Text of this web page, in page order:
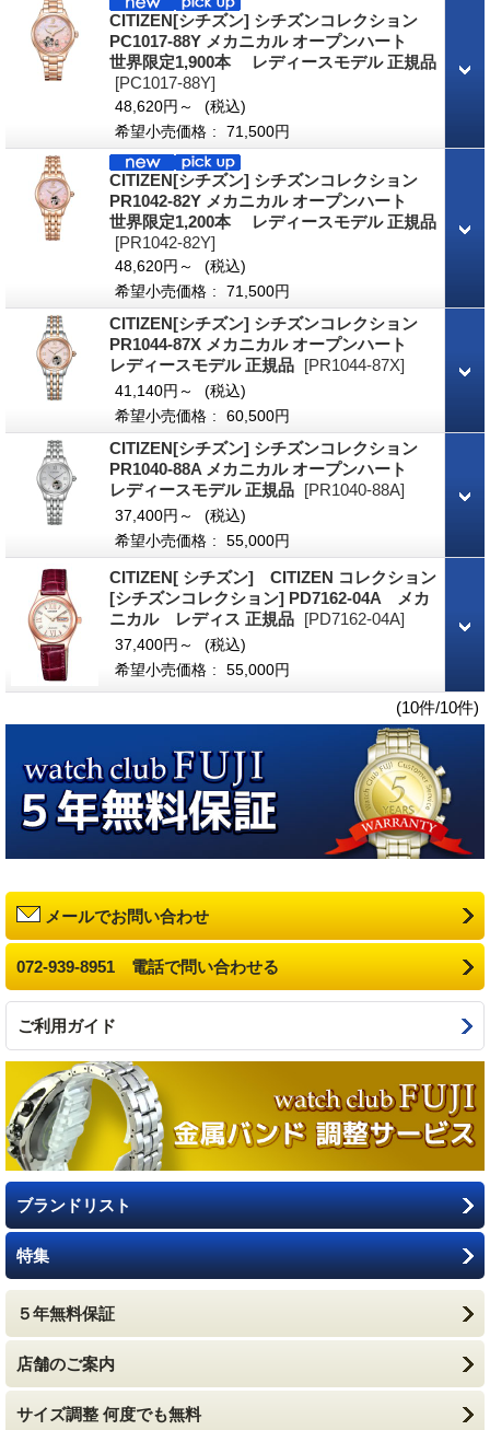
CITIZEN[シチズン] シチズンコレクション
PC1017-88Y メカニカル オープンハート
世界限定1,900本 レディースモデル 正規品
[PC1017-88Y]
48,620円～
(税込)
希望小売価格 : 71,500円
CITIZEN[シチズン] シチズンコレクション
PR1042-82Y メカニカル オープンハート
世界限定1,200本 レディースモデル 正規品
[PR1042-82Y]
48,620円～
(税込)
希望小売価格 : 71,500円
CITIZEN[シチズン] シチズンコレクション
PR1044-87X メカニカル オープンハート
レディースモデル 正規品 [PR1044-87X]
41,140円～
(税込)
希望小売価格 : 60,500円
CITIZEN[シチズン] シチズンコレクション
PR1040-88A メカニカル オープンハート
レディースモデル 正規品 [PR1040-88A]
37,400円～
(税込)
希望小売価格 : 55,000円
CITIZEN[ シチズン] CITIZEN コレクション
[シチズンコレクション] PD7162-04A メカ
ニカル レディス 正規品 [PD7162-04A]
37,400円～
(税込)
希望小売価格 : 55,000円
(10件/10件)
メールでお問い合わせ
072-939-8951 電話で問い合わせる
ご利用ガイド
ブランドリスト
特集
５年無料保証
店舗のご案内
サイズ調整 何度でも無料